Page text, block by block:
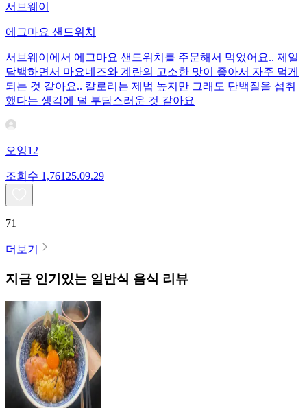
서브웨이
에그마요 샌드위치
서브웨이에서 에그마요 샌드위치를 주문해서 먹었어요.. 제일
담백하면서 마요네즈와 계란의 고소한 맛이 좋아서 자주 먹게
되는 것 같아요.. 칼로리는 제법 높지만 그래도 단백질을 섭취
했다는 생각에 덜 부담스러운 것 같아요
오잉12
조회수 1,761 25.09.29
71
더보기
지금 인기있는 일반식 음식 리뷰